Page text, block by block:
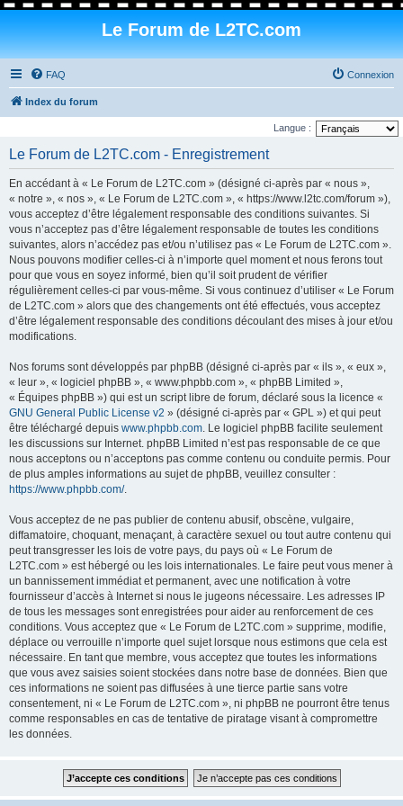
Le Forum de L2TC.com
FAQ Connexion
Index du forum
Langue :
Le Forum de L2TC.com - Enregistrement
En accédant à « Le Forum de L2TC.com » (désigné ci-après par « nous »,
« notre », « nos », « Le Forum de L2TC.com », « https://www.l2tc.com/forum »),
vous acceptez d’être légalement responsable des conditions suivantes. Si
vous n’acceptez pas d’être légalement responsable de toutes les conditions
suivantes, alors n’accédez pas et/ou n’utilisez pas « Le Forum de L2TC.com ».
Nous pouvons modifier celles-ci à n’importe quel moment et nous ferons tout
pour que vous en soyez informé, bien qu’il soit prudent de vérifier
régulièrement celles-ci par vous-même. Si vous continuez d’utiliser « Le Forum
de L2TC.com » alors que des changements ont été effectués, vous acceptez
d’être légalement responsable des conditions découlant des mises à jour et/ou
modifications.
Nos forums sont développés par phpBB (désigné ci-après par « ils », « eux »,
« leur », « logiciel phpBB », « www.phpbb.com », « phpBB Limited »,
« Équipes phpBB ») qui est un script libre de forum, déclaré sous la licence «
GNU General Public License v2 » (désigné ci-après par « GPL ») et qui peut
être téléchargé depuis www.phpbb.com. Le logiciel phpBB facilite seulement
les discussions sur Internet. phpBB Limited n’est pas responsable de ce que
nous acceptons ou n’acceptons pas comme contenu ou conduite permis. Pour
de plus amples informations au sujet de phpBB, veuillez consulter :
https://www.phpbb.com/.
Vous acceptez de ne pas publier de contenu abusif, obscène, vulgaire,
diffamatoire, choquant, menaçant, à caractère sexuel ou tout autre contenu qui
peut transgresser les lois de votre pays, du pays où « Le Forum de
L2TC.com » est hébergé ou les lois internationales. Le faire peut vous mener à
un bannissement immédiat et permanent, avec une notification à votre
fournisseur d’accès à Internet si nous le jugeons nécessaire. Les adresses IP
de tous les messages sont enregistrées pour aider au renforcement de ces
conditions. Vous acceptez que « Le Forum de L2TC.com » supprime, modifie,
déplace ou verrouille n’importe quel sujet lorsque nous estimons que cela est
nécessaire. En tant que membre, vous acceptez que toutes les informations
que vous avez saisies soient stockées dans notre base de données. Bien que
ces informations ne soient pas diffusées à une tierce partie sans votre
consentement, ni « Le Forum de L2TC.com », ni phpBB ne pourront être tenus
comme responsables en cas de tentative de piratage visant à compromettre
les données.